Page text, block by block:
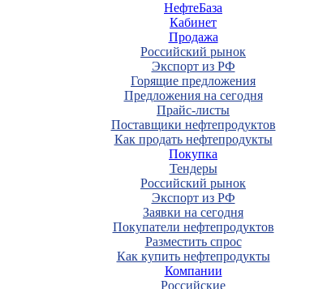
НефтеБаза
Кабинет
Продажа
Российский рынок
Экспорт из РФ
Горящие предложения
Предложения на сегодня
Прайс-листы
Поставщики нефтепродуктов
Как продать нефтепродукты
Покупка
Тендеры
Российский рынок
Экспорт из РФ
Заявки на сегодня
Покупатели нефтепродуктов
Разместить спрос
Как купить нефтепродукты
Компании
Российские